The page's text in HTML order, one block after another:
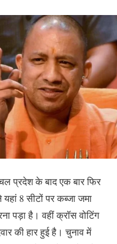
प्रदेश के बाद एक बार फिर
8 सीटों पर कब्जा जमा
पड़ा है। वहीं क्रॉस वोटिंग
की हार हुई है। चुनाव में